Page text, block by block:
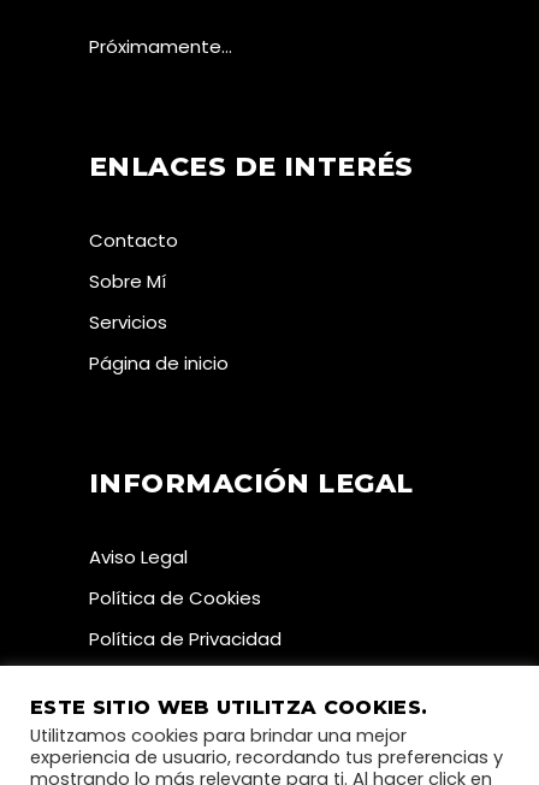
Próximamente…
ENLACES DE INTERÉS
Contacto
Sobre Mí
Servicios
Página de inicio
INFORMACIÓN LEGAL
Aviso Legal
Política de Cookies
Política de Privacidad
ESTE SITIO WEB UTILITZA COOKIES.
Utilitzamos cookies para brindar una mejor
experiencia de usuario, recordando tus preferencias y
mostrando lo más relevante para ti. Al hacer click en